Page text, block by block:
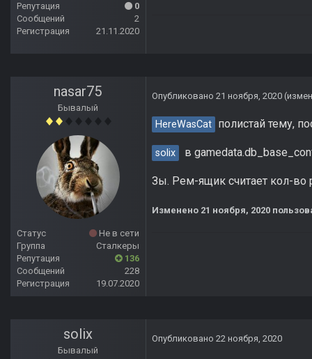
Репутация
0
Сообщений
2
Регистрация
21.11.2020
nasar75
Бывалый
Статус
Не в сети
Группа
Сталкеры
Репутация
136
Сообщений
228
Регистрация
19.07.2020
Опубликовано 21 ноября, 2020
HereWasCat полистай тему,
solix в
Зы. Рем-ящик считает кол-во
Изменено 21 ноября, 2020
solix
Бывалый
Опубликовано 22 ноября, 2020